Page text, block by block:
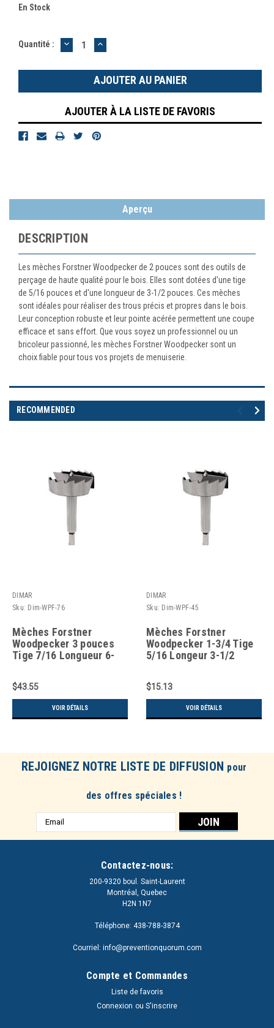
En Stock
Quantité : DIMINUER
LA
:
AUGMENTER
LA
:
AJOUTER À LA LISTE DE FAVORIS
Aperçu
DESCRIPTION
Les mèches Forstner Woodpecker de 2 pouces sont des outils de
perçage de haute qualité pour le bois. Elles sont dotées d'une tige
de 5/16 pouces et d'une longueur de 3-1/2 pouces. Ces mèches
sont idéales pour réaliser des trous précis et propres dans le bois.
Leur conception robuste et leur pointe acérée permettent une coupe
efficace et sans effort. Que vous soyez un professionnel ou un
bricoleur passionné, les mèches Forstner Woodpecker sont un
choix fiable pour tous vos projets de menuiserie.
RECOMMENDED
DIMAR
Sku: Dim-WPF-76
Mèches Forstner
Woodpecker 3 pouces
Tige 7/16 Longueur 6-
$43.55
VOIR DÉTAILS
DIMAR
Sku: Dim-WPF-45
Mèches Forstner
Woodpecker 1-3/4 Tige
5/16 Longeur 3-1/2
$15.13
VOIR DÉTAILS
REJOIGNEZ NOTRE LISTE DE DIFFUSION pour
des offres spéciales !
Adresse
e-
Contactez-nous:
200-9320 boul. Saint-Laurent
Montréal, Quebec
H2N 1N7
Téléphone: 438-788-3874
Courriel: info@preventionquorum.com
Compte et Commandes
Liste de favoris
Connexion ou S'inscrire